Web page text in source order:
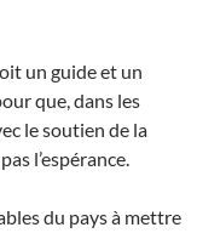
un guide et un
que, dans les
le soutien de la
l’espérance.
du pays à mettre